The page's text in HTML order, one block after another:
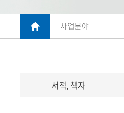
사업분야
서적, 책자